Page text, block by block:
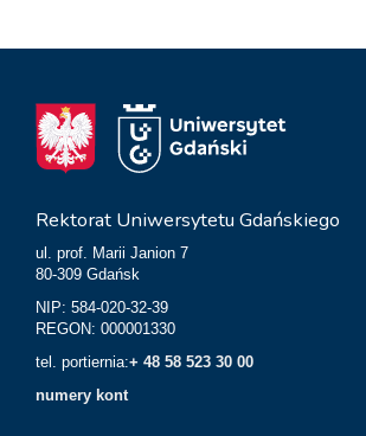
Rektorat Uniwersytetu Gdańskiego
ul. prof. Marii Janion 7
80-309 Gdańsk
NIP: 584-020-32-39
REGON: 000001330
tel. portiernia:+ 48 58 523 30 00
numery kont